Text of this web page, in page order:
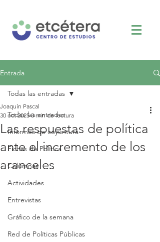
Entrada
Todas las entradas
Informes de coyuntura
Fichas de Política
Columnas
Actividades
Entrevistas
Gráfico de la semana
Red de Políticas Públicas
Todas las entradas
Las respuestas de política
ante el incremento de los
aranceles
Joaquín Pascal
30 oct 2025 3 min de lectura